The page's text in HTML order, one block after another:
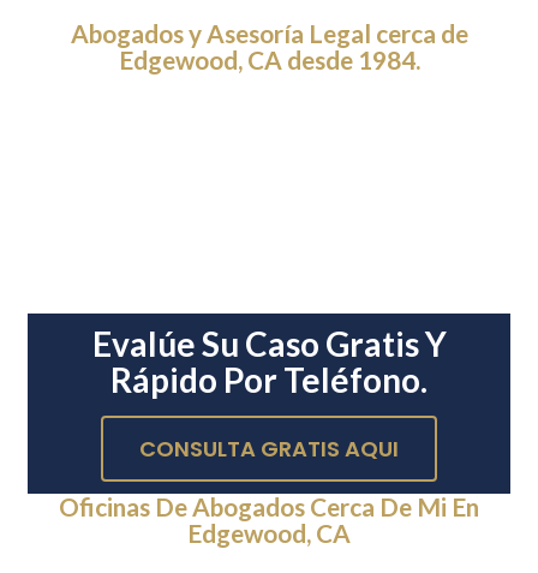
Abogados y Asesoría Legal cerca de
Edgewood, CA desde 1984.
Evalúe Su Caso Gratis Y
Rápido Por Teléfono.
CONSULTA GRATIS AQUI
Oficinas De Abogados Cerca De Mi En
Edgewood, CA